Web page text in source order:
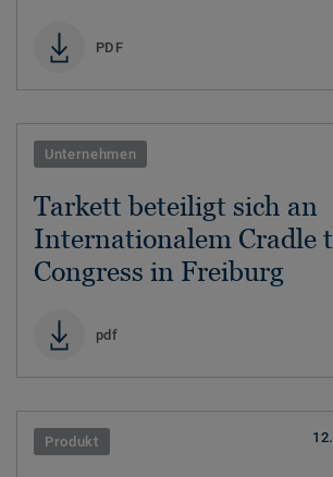
PDF
Unternehmen
Tarkett beteiligt sich an
Internationalem Cradle
Congress in Freiburg
pdf
Produkt